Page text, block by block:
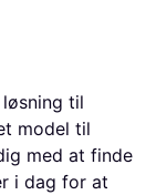
til
model til
med at finde
i dag for at